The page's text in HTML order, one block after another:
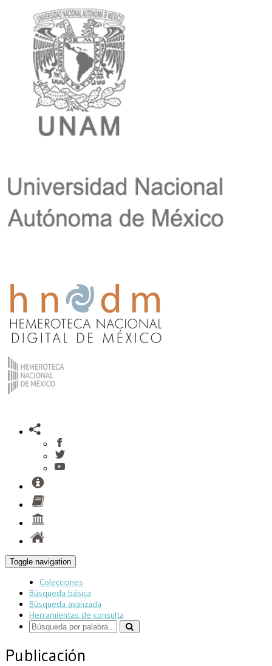
Toggle navigation
Colecciones
Búsqueda básica
Búsqueda avanzada
Herramientas de consulta
Publicación